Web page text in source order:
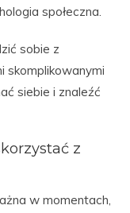
społeczna.
sobie z
skomplikowanymi
siebie i znaleźć
z
w momentach,